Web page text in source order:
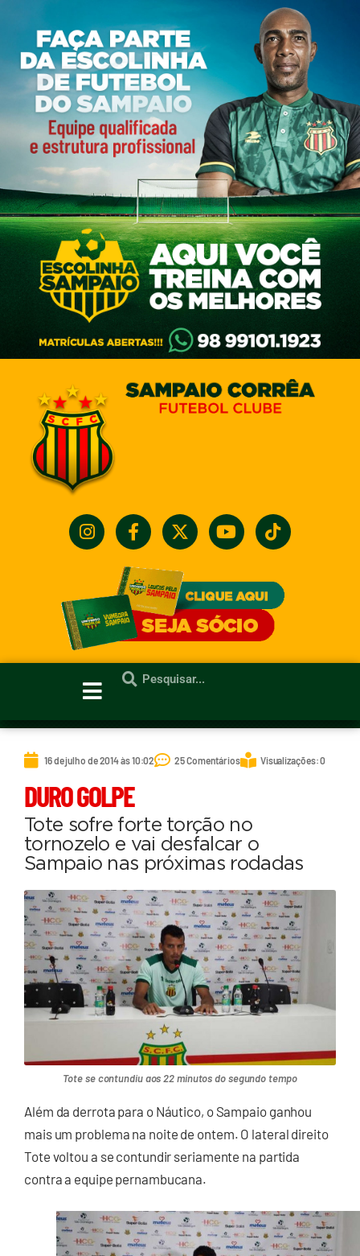
16 de julho de 2014 às 10:02 25 Comentários Visualizações: 0
DURO GOLPE
Tote sofre forte torção no
tornozelo e vai desfalcar o
Sampaio nas próximas rodadas
Tote se contundiu aos 22 minutos do segundo tempo
Além da derrota para o Náutico, o Sampaio ganhou
mais um problema na noite de ontem. O lateral direito
Tote voltou a se contundir seriamente na partida
contra a equipe pernambucana.